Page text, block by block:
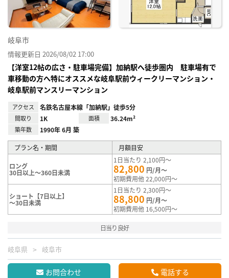
岐阜市
情報更新日 2026/08/02 17:00
【洋室12帖の広さ・駐車場完備】加納駅へ徒歩圏内 駐車場有で
車移動の方へ特にオススメな岐阜駅前ウィークリーマンション・
岐阜駅前マンスリーマンション
アクセス 名鉄名古屋本線「加納駅」徒歩5分
間取り 1K 面積 36.24m²
築年数 1990年 6月 築
プラン名・期間 月額目安
ロング
30日以上～360日未満
1日当たり 2,100円～
82,800 円/月～
初期費用他 22,000円～
ショート【7日以上】
～30日未満
1日当たり 2,300円～
88,800 円/月～
初期費用他 16,500円～
日当り良好
岐阜県 岐阜市
お問合わせ 電話する